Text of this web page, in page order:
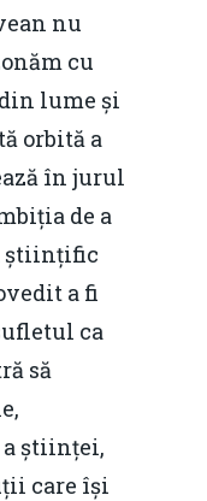
nu
cu
lume și
orbită a
în jurul
de a
științific
a fi
ca
să
științei,
care își